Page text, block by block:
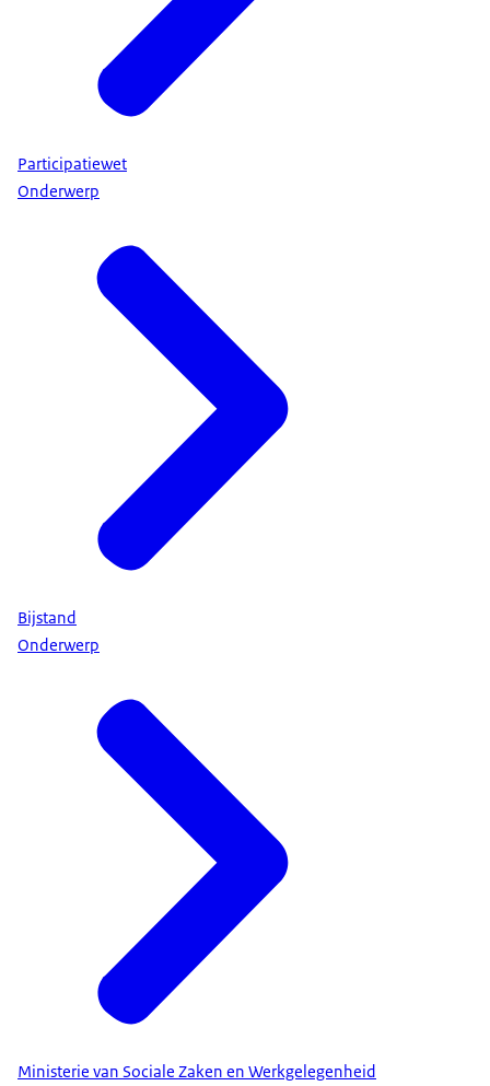
Participatiewet
Onderwerp
Bijstand
Onderwerp
Ministerie van Sociale Zaken en Werkgelegenheid